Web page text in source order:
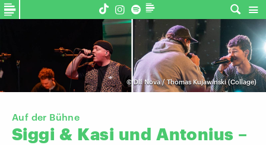
©Dlf Nova / Thomas Kujawinski (Collage)
Auf der Bühne
Siggi & Kasi und Antonius –